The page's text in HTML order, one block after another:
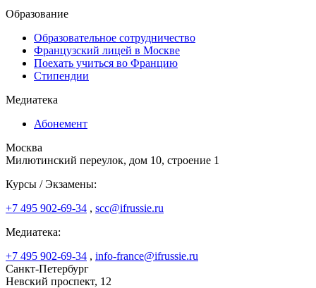
Образование
Образовательное сотрудничество
Французский лицей в Москве
Поехать учиться во Францию
Стипендии
Медиатека
Абонемент
Москва
Милютинский переулок, дом 10, строение 1
Курсы / Экзамены:
+7 495 902-69-34 , scc@ifrussie.ru
Медиатека:
+7 495 902-69-34 , info-france@ifrussie.ru
Санкт-Петербург
Невский проспект, 12